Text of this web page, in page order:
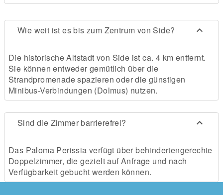
Wie weit ist es bis zum Zentrum von Side?
Die historische Altstadt von Side ist ca. 4 km entfernt.
Sie können entweder gemütlich über die
Strandpromenade spazieren oder die günstigen
Minibus-Verbindungen (Dolmus) nutzen.
Sind die Zimmer barrierefrei?
Das Paloma Perissia verfügt über behindertengerechte
Doppelzimmer, die gezielt auf Anfrage und nach
Verfügbarkeit gebucht werden können.